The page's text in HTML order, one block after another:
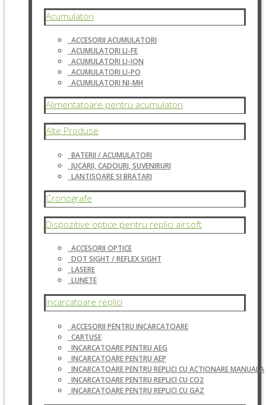
Acumulatori
ACCESORII ACUMULATORI
ACUMULATORI LI-FE
ACUMULATORI LI-ION
ACUMULATORI LI-PO
ACUMULATORI NI-MH
Alimentatoare pentru acumulatori
Alte Produse
BATERII / ACUMULATORI
JUCARII, CADOURI, SUVENIRURI
LANTISOARE SI BRATARI
Cronografe
Dispozitive optice pentru replici airsoft
ACCESORII OPTICE
DOT SIGHT / REFLEX SIGHT
LASERE
LUNETE
Incarcatoare replici
ACCESORII PENTRU INCARCATOARE
CARTUSE
INCARCATOARE PENTRU AEG
INCARCATOARE PENTRU AEP
INCARCATOARE PENTRU REPLICI CU ACTIONARE MANUALA
INCARCATOARE PENTRU REPLICI CU CO2
INCARCATOARE PENTRU REPLICI CU GAZ